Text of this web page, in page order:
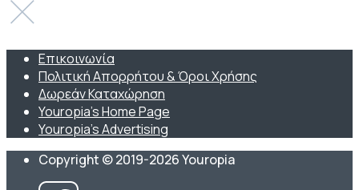
Επικοινωνία
Πολιτική Απορρήτου & Όροι Χρήσης
Δωρεάν Καταχώρηση
Youropia’s Home Page
Youropia’s Advertising
Copyright © 2019-2026 Youropia